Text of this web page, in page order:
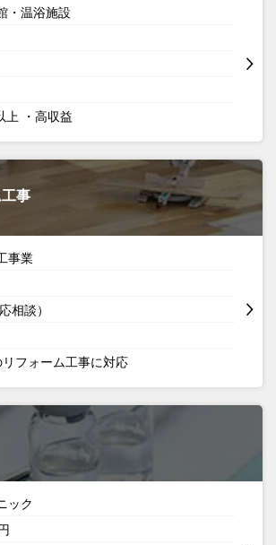
・温浴施設
上 ・高収益
事
事業
相談）
フォーム工事に対応
ック